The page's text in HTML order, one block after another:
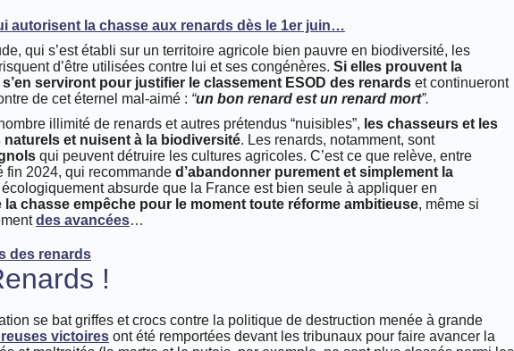
autorisent la chasse aux renards dès le 1er juin…
qui s’est établi sur un territoire agricole bien pauvre en biodiversité, les
d’être utilisées contre lui et ses congénères. Si elles prouvent la
serviront pour justifier le classement ESOD des renards et continueront
de cet éternel mal-aimé : “un bon renard est un renard mort”.
illimité de renards et autres prétendus “nuisibles”, les chasseurs et les
et nuisent à la biodiversité. Les renards, notamment, sont
qui peuvent détruire les cultures agricoles. C’est ce que relève, entre
fin 2024, qui recommande d’abandonner purement et simplement la
absurde que la France est bien seule à appliquer en
la chasse empêche pour le moment toute réforme ambitieuse, même si
des avancées…
des renards
!
se bat griffes et crocs contre la politique de destruction menée à grande
victoires ont été remportées devant les tribunaux pour faire avancer la